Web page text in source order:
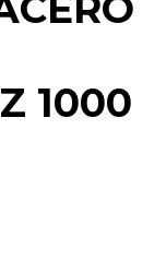
1000